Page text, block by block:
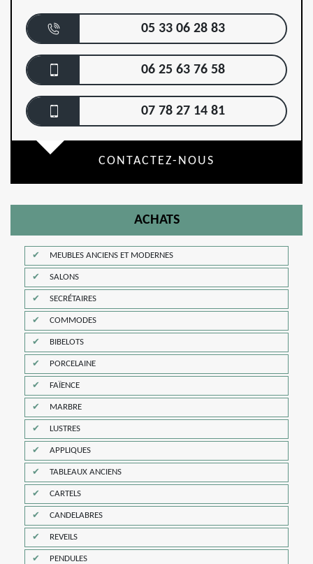
05 33 06 28 83
06 25 63 76 58
07 78 27 14 81
CONTACTEZ-NOUS
ACHATS
MEUBLES ANCIENS ET MODERNES
SALONS
SECRÉTAIRES
COMMODES
BIBELOTS
PORCELAINE
FAÏENCE
MARBRE
LUSTRES
APPLIQUES
TABLEAUX ANCIENS
CARTELS
CANDELABRES
REVEILS
PENDULES